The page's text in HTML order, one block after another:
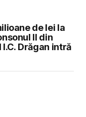
de lei la
II din
Drăgan intră